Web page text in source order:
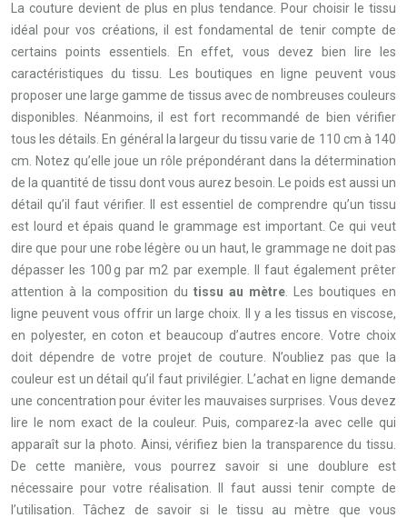
La couture devient de plus en plus tendance. Pour choisir le tissu
idéal pour vos créations, il est fondamental de tenir compte de
certains points essentiels. En effet, vous devez bien lire les
caractéristiques du tissu. Les boutiques en ligne peuvent vous
proposer une large gamme de tissus avec de nombreuses couleurs
disponibles. Néanmoins, il est fort recommandé de bien vérifier
tous les détails. En général la largeur du tissu varie de 110 cm à 140
cm. Notez qu’elle joue un rôle prépondérant dans la détermination
de la quantité de tissu dont vous aurez besoin. Le poids est aussi un
détail qu’il faut vérifier. Il est essentiel de comprendre qu’un tissu
est lourd et épais quand le grammage est important. Ce qui veut
dire que pour une robe légère ou un haut, le grammage ne doit pas
dépasser les 100 g par m2 par exemple. Il faut également prêter
attention à la composition du tissu au mètre . Les boutiques en
ligne peuvent vous offrir un large choix. Il y a les tissus en viscose,
en polyester, en coton et beaucoup d’autres encore. Votre choix
doit dépendre de votre projet de couture. N’oubliez pas que la
couleur est un détail qu’il faut privilégier. L’achat en ligne demande
une concentration pour éviter les mauvaises surprises. Vous devez
lire le nom exact de la couleur. Puis, comparez-la avec celle qui
apparaît sur la photo. Ainsi, vérifiez bien la transparence du tissu.
De cette manière, vous pourrez savoir si une doublure est
nécessaire pour votre réalisation. Il faut aussi tenir compte de
l’utilisation. Tâchez de savoir si le tissu au mètre que vous